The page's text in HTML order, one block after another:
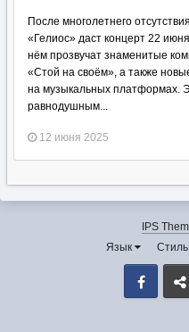
После многолетнего
«Гелиос» даст концерт 22
нём прозвучат знаменитые
«Стой на своём», а также
на музыкальных платформах.
равнодушным...
12 июня 2025
IPS
Язык
Стиль